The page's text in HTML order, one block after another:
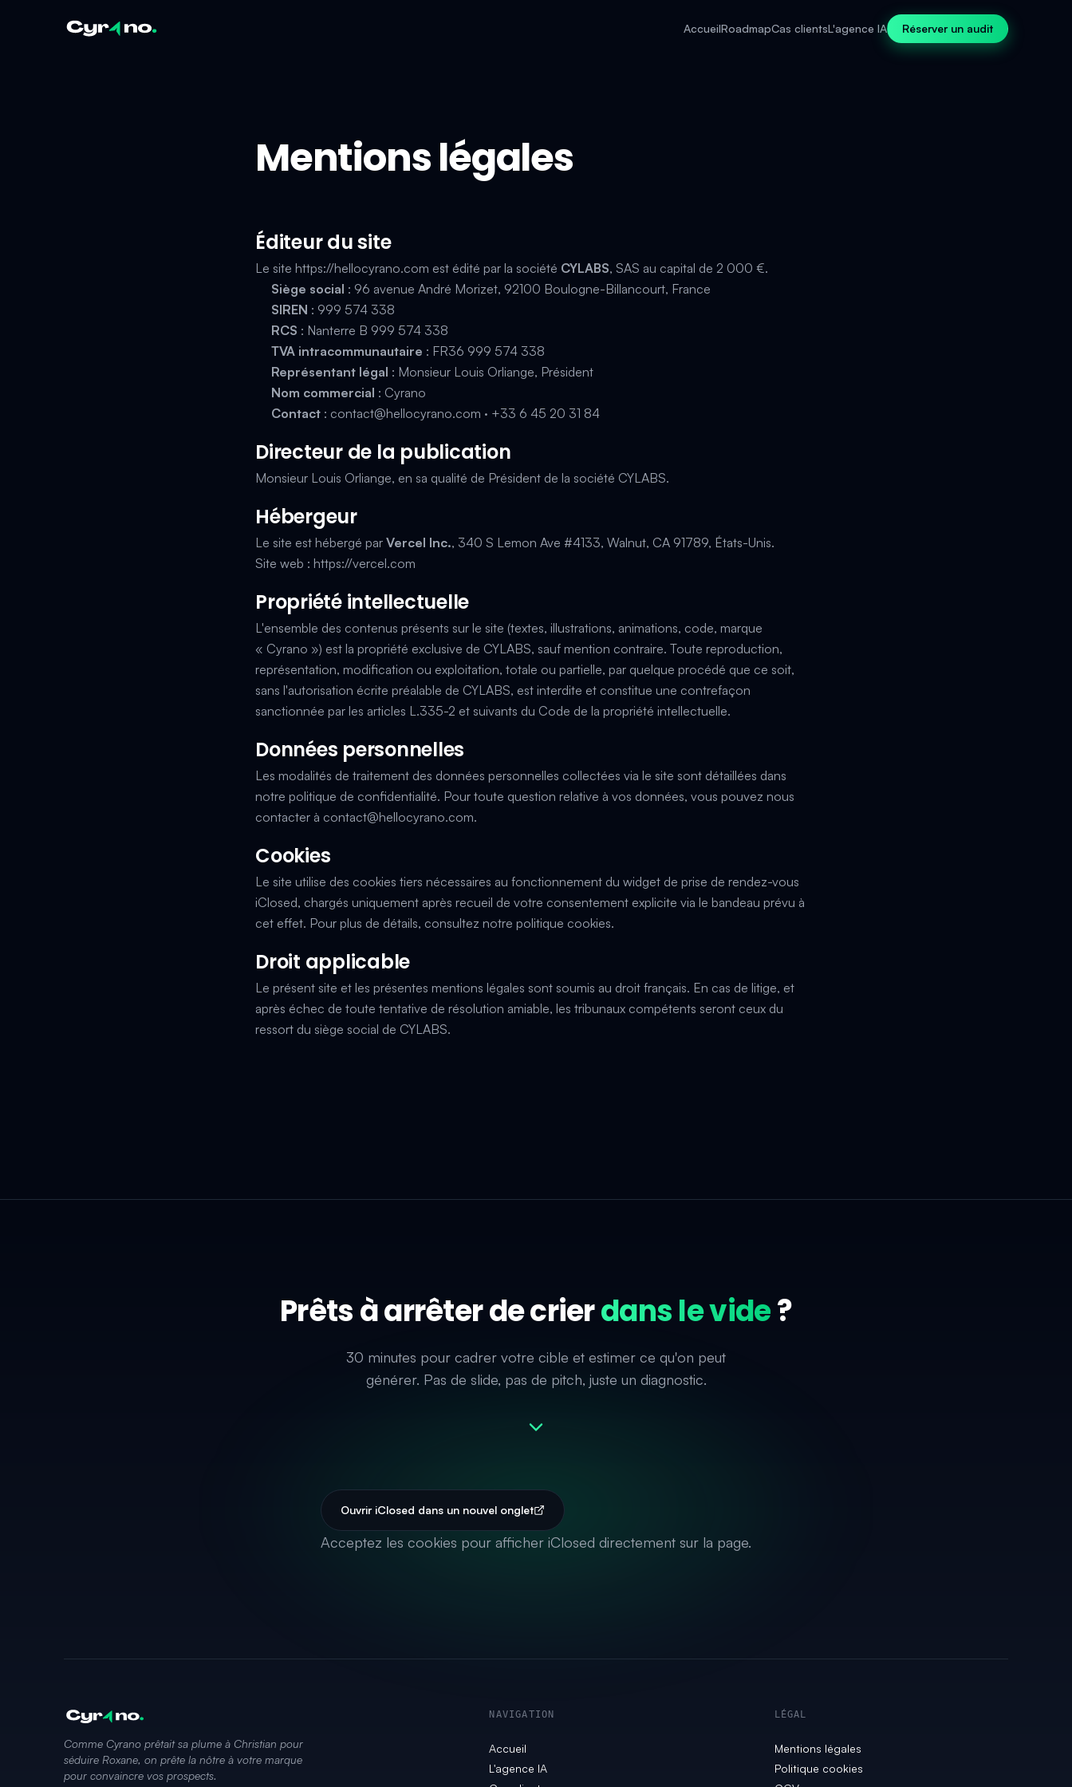
AccueilRoadmapCas clientsL'agence IA Réserver un audit
Mentions légales
Éditeur du site
Le site https://hellocyrano.com est édité par la société CYLABS, SAS au capital de 2 000 €.
Siège social : 96 avenue André Morizet, 92100 Boulogne-Billancourt, France
SIREN : 999 574 338
RCS : Nanterre B 999 574 338
TVA intracommunautaire : FR36 999 574 338
Représentant légal : Monsieur Louis Orliange, Président
Nom commercial : Cyrano
Contact : contact@hellocyrano.com · +33 6 45 20 31 84
Directeur de la publication
Monsieur Louis Orliange, en sa qualité de Président de la société CYLABS.
Hébergeur
Le site est hébergé par Vercel Inc., 340 S Lemon Ave #4133, Walnut, CA 91789, États-Unis.
Site web : https://vercel.com
Propriété intellectuelle
L'ensemble des contenus présents sur le site (textes, illustrations, animations, code, marque
« Cyrano ») est la propriété exclusive de CYLABS, sauf mention contraire. Toute reproduction,
représentation, modification ou exploitation, totale ou partielle, par quelque procédé que ce soit,
sans l'autorisation écrite préalable de CYLABS, est interdite et constitue une contrefaçon
sanctionnée par les articles L.335-2 et suivants du Code de la propriété intellectuelle.
Données personnelles
Les modalités de traitement des données personnelles collectées via le site sont détaillées dans
notre politique de confidentialité. Pour toute question relative à vos données, vous pouvez nous
contacter à contact@hellocyrano.com.
Cookies
Le site utilise des cookies tiers nécessaires au fonctionnement du widget de prise de rendez-vous
iClosed, chargés uniquement après recueil de votre consentement explicite via le bandeau prévu à
cet effet. Pour plus de détails, consultez notre politique cookies.
Droit applicable
Le présent site et les présentes mentions légales sont soumis au droit français. En cas de litige, et
après échec de toute tentative de résolution amiable, les tribunaux compétents seront ceux du
ressort du siège social de CYLABS.
Prêts à arrêter de crierdans le vide?
30 minutes pour cadrer votre cible et estimer ce qu'on peut
générer. Pas de slide, pas de pitch, juste un diagnostic.
Ouvrir iClosed dans un nouvel onglet
Acceptez les cookies pour afficher iClosed directement sur la page.
Comme Cyrano prêtait sa plume à Christian pour
séduire Roxane, on prête la nôtre à votre marque
pour convaincre vos prospects.
NAVIGATION
Accueil
L'agence IA
LÉGAL
Mentions légales
Politique cookies